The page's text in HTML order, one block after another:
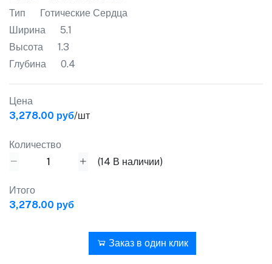
Тип
Готические Сердца
Ширина
5.1
Высота
1.3
Глубина
0.4
Цена
3,278.00 руб/шт
Количество
(14 В наличии)
Итого
3,278.00 руб
Заказ в один клик